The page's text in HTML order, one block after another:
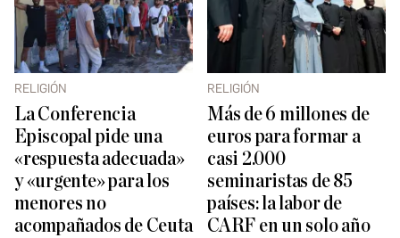
RELIGIÓN
La Conferencia
Episcopal pide una
«respuesta adecuada»
y «urgente» para los
menores no
acompañados de Ceuta
RELIGIÓN
Más de 6 millones de
euros para formar a
casi 2.000
seminaristas de 85
países: la labor de
CARF en un solo año